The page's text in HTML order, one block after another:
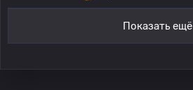
Показать ещё